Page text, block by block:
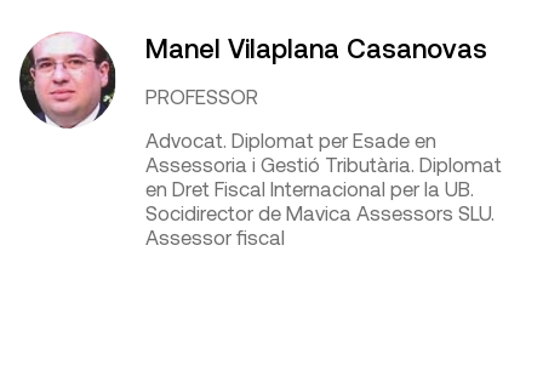
Manel Vilaplana Casanovas
PROFESSOR
Advocat. Diplomat per Esade en
Assessoria i Gestió Tributària. Diplomat
en Dret Fiscal Internacional per la UB.
Socidirector de Mavica Assessors SLU.
Assessor fiscal